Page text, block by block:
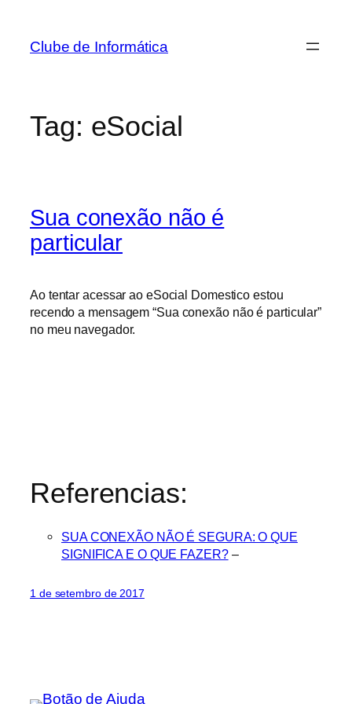
Clube de Informática
Tag: eSocial
Sua conexão não é
particular
Ao tentar acessar ao eSocial Domestico estou
recendo a mensagem “Sua conexão não é particular”
no meu navegador.
Referencias:
SUA CONEXÃO NÃO É SEGURA: O QUE
SIGNIFICA E O QUE FAZER?–
1 de setembro de 2017